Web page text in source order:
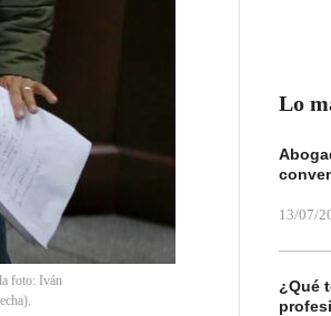
foto: Iván
Lo
13/07/
¿Qué